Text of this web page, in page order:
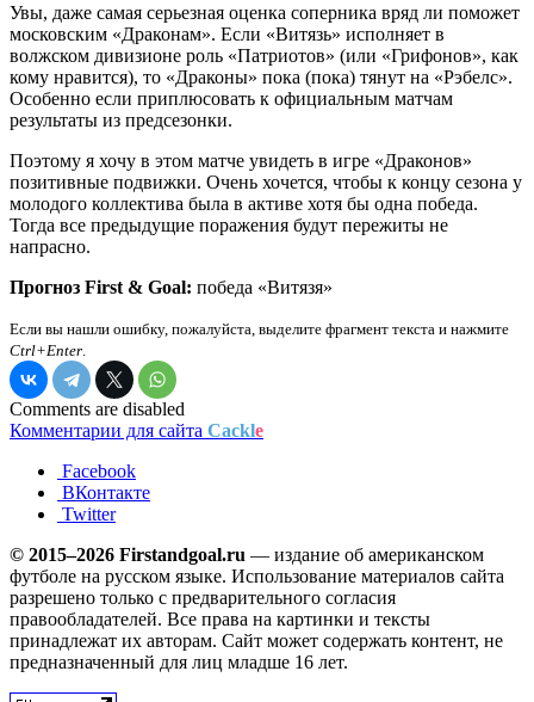
Увы, даже самая серьезная оценка соперника вряд ли поможет
московским «Драконам». Если «Витязь» исполняет в
волжском дивизионе роль «Патриотов» (или «Грифонов», как
кому нравится), то «Драконы» пока (пока) тянут на «Рэбелс».
Особенно если приплюсовать к официальным матчам
результаты из предсезонки.
Поэтому я хочу в этом матче увидеть в игре «Драконов»
позитивные подвижки. Очень хочется, чтобы к концу сезона у
молодого коллектива была в активе хотя бы одна победа.
Тогда все предыдущие поражения будут пережиты не
напрасно.
Прогноз First & Goal: победа «Витязя»
Если вы нашли ошибку, пожалуйста, выделите фрагмент текста и нажмите
Ctrl+Enter
Comments are disabled
Комментарии для сайта Cackle
Facebook
ВКонтакте
Twitter
© 2015–2026 Firstandgoal.ru — издание об американском
футболе на русском языке. Использование материалов cайта
разрешено только с предварительного согласия
правообладателей. Все права на картинки и тексты
принадлежат их авторам. Сайт может содержать контент, не
предназначенный для лиц младше 16 лет.